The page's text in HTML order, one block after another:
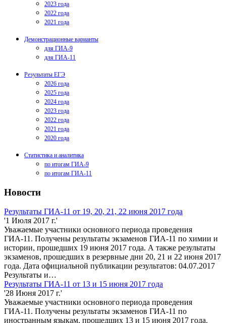
2023 года
2022 года
2021 года
Демонстрационные варианты
для ГИА-9
для ГИА-11
Результаты ЕГЭ
2026 года
2025 года
2024 года
2023 года
2022 года
2021 года
2020 года
Статистика и аналитика
по итогам ГИА-9
по итогам ГИА-11
Новости
Результаты ГИА-11 от 19, 20, 21, 22 июня 2017 года
'1 Июля 2017 г.'
Уважаемые участники основного периода проведения
ГИА-11. Получены результаты экзаменов ГИА-11 по химии и
истории, прошедших 19 июня 2017 года. А также результаты
экзаменов, прошедших в резервные дни 20, 21 и 22 июня 2017
года. Дата официальной публикации результатов: 04.07.2017
Результаты и…
Результаты ГИА-11 от 13 и 15 июня 2017 года
'28 Июня 2017 г.'
Уважаемые участники основного периода проведения
ГИА-11. Получены результаты экзаменов ГИА-11 по
иностранным языкам, прошедших 13 и 15 июня 2017 года.